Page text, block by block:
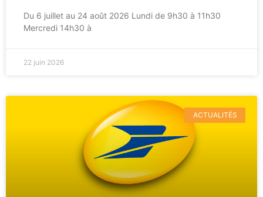
Du 6 juillet au 24 août 2026 Lundi de 9h30 à 11h30
Mercredi 14h30 à
22 juin 2026
ACTUALITÉS